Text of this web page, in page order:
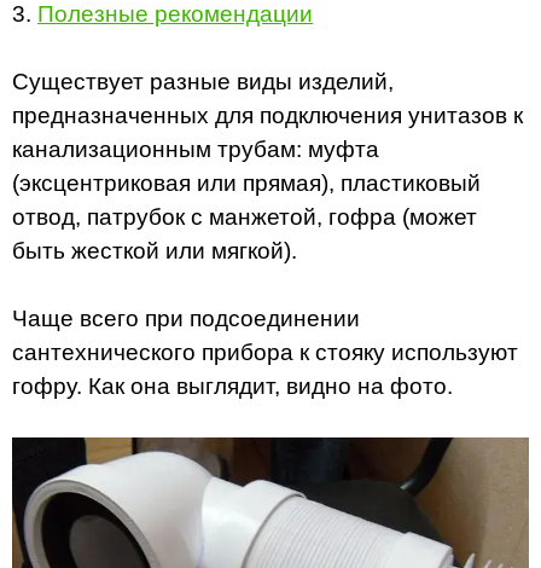
3. Полезные рекомендации
Существует разные виды изделий,
предназначенных для подключения унитазов к
канализационным трубам: муфта
(эксцентриковая или прямая), пластиковый
отвод, патрубок с манжетой, гофра (может
быть жесткой или мягкой).
Чаще всего при подсоединении
сантехнического прибора к стояку используют
гофру. Как она выглядит, видно на фото.